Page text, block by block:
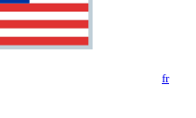
fr